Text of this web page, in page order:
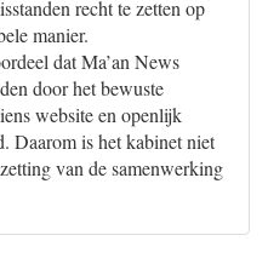
recht te zetten op
manier.
dat Ma’an News
door het bewuste
website en openlijk
Daarom is het kabinet niet
van de samenwerking